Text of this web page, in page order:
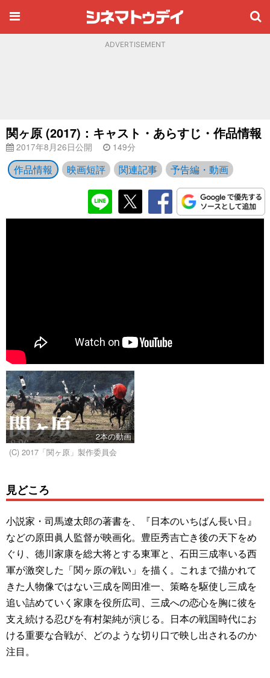
ADVERTISEMENT
関ヶ原 (2017)：キャスト・あらすじ・作品情報
2017年8月26日公開 149分
作品情報 映画短評 関連記事 予告編・動画
2本の動画
(C) 2017「関ヶ原」製作委員会
見どころ
小説家・司馬遼太郎の著書を、『日本のいちばん長い日』
などの原田眞人監督が映画化。豊臣秀吉亡き後の天下をめ
ぐり、徳川家康を総大将とする東軍と、石田三成率いる西
軍が激突した「関ヶ原の戦い」を描く。これまで描かれて
きた人物像ではない三成を岡田准一、策略を駆使し三成を
追い詰めていく家康を役所広司、三成への恋心を胸に彼を
支え続ける忍びを有村架純が演じる。日本の戦国時代にお
ける重要な合戦が、どのような切り口で映し出されるのか
注目。